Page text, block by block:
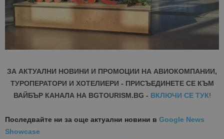
ЗА АКТУАЛНИ НОВИНИ И ПРОМОЦИИ НА АВИОКОМПАНИИ,
ТУРОПЕРАТОРИ И ХОТЕЛИЕРИ - ПРИСЪЕДИНЕТЕ СЕ КЪМ
ВАЙБЪР КАНАЛА НА BGTOURISM.BG - ВКЛЮЧИ СЕ ТУК!
Последвайте ни за още актуални новини в Google News
Showcase